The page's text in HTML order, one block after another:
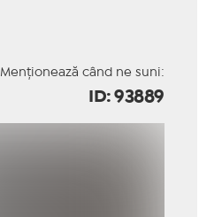
Menționează când ne suni:
ID: 93889